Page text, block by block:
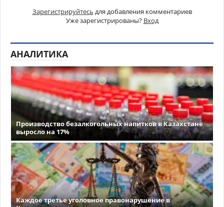
Зарегистрируйтесь для добавления комментариев
Уже зарегистрированы? Вход
АНАЛИТИКА
Производство безалкогольных напитков в Казахстане
выросло на 17%
Каждое третье уголовное правонарушение в